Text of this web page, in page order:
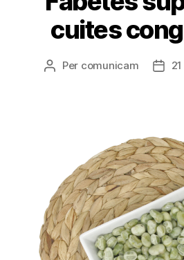
cuites
Autor
Per comunicam
Data